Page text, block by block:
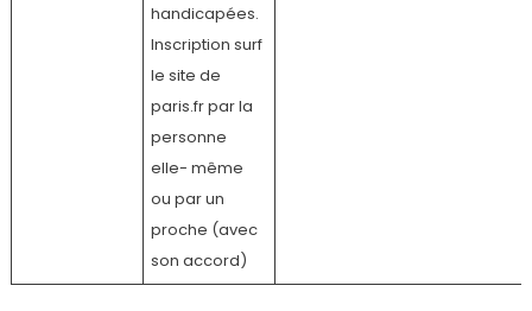
handicapées.
Inscription surf
le site de
paris.fr par la
personne
elle- même
ou par un
proche (avec
son accord)